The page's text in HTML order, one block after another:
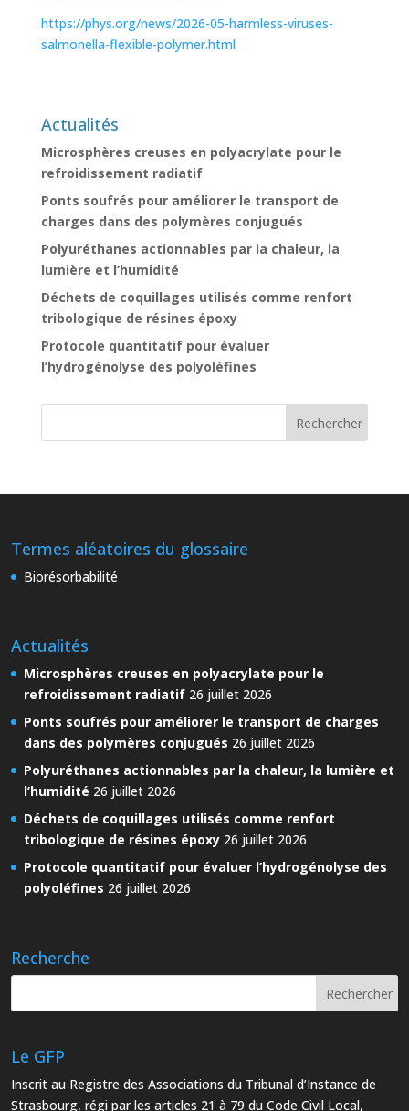
https://phys.org/news/2026-05-harmless-viruses-
salmonella-flexible-polymer.html
Actualités
Microsphères creuses en polyacrylate pour le
refroidissement radiatif
Ponts soufrés pour améliorer le transport de
charges dans des polymères conjugués
Polyuréthanes actionnables par la chaleur, la
lumière et l’humidité
Déchets de coquillages utilisés comme renfort
tribologique de résines époxy
Protocole quantitatif pour évaluer
l’hydrogénolyse des polyoléfines
Termes aléatoires du glossaire
Biorésorbabilité
Actualités
Microsphères creuses en polyacrylate pour le
refroidissement radiatif 26 juillet 2026
Ponts soufrés pour améliorer le transport de charges
dans des polymères conjugués 26 juillet 2026
Polyuréthanes actionnables par la chaleur, la lumière et
l’humidité 26 juillet 2026
Déchets de coquillages utilisés comme renfort
tribologique de résines époxy 26 juillet 2026
Protocole quantitatif pour évaluer l’hydrogénolyse des
polyoléfines 26 juillet 2026
Recherche
Le GFP
Inscrit au Registre des Associations du Tribunal d’Instance de
Strasbourg, régi par les articles 21 à 79 du Code Civil Local,